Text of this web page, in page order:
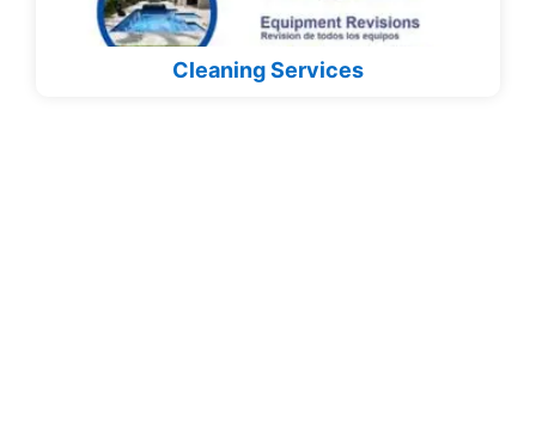
Cleaning Services